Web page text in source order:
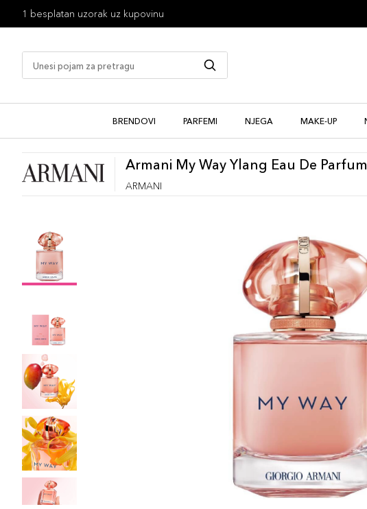
1 besplatan uzorak uz kupovinu
BRENDOVI PARFEMI NJEGA MAKE-UP
Armani My Way Ylang Eau De Parfum
ARMANI